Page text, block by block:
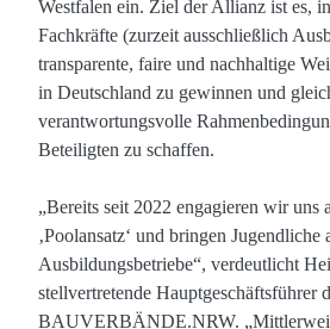
Westfalen ein. Ziel der Allianz ist es,
Fachkräfte (zurzeit ausschließlich
transparente, faire und nachhaltige
in Deutschland zu gewinnen und
verantwortungsvolle
Beteiligten zu schaffen.
„Bereits seit 2022 engagieren wir uns
‚Poolansatz‘ und bringen
Ausbildungsbetriebe“, verdeutlicht
stellvertretende Hauptgeschäftsführer
BAUVERBÄNDE.NRW.